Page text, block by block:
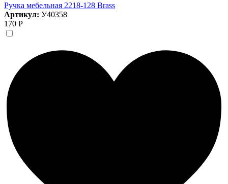
Ручка мебельная 2218-128 Brass
Артикул: У40358
170 Р